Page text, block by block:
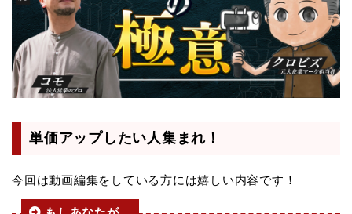
画
編
集
案
件
単価アップしたい人集まれ！
今回は動画編集をしている方には嬉しい内容です！